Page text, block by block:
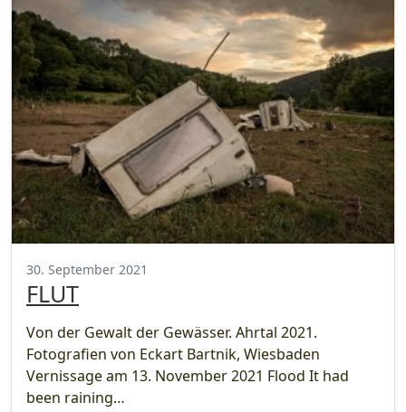
30. September 2021
FLUT
Von der Gewalt der Gewässer. Ahrtal 2021.
Fotografien von Eckart Bartnik, Wiesbaden
Vernissage am 13. November 2021 Flood It had
been raining…